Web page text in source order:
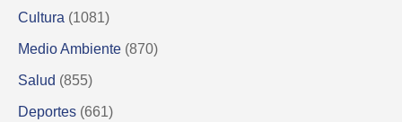
Cultura (1081)
Medio Ambiente (870)
Salud (855)
Deportes (661)